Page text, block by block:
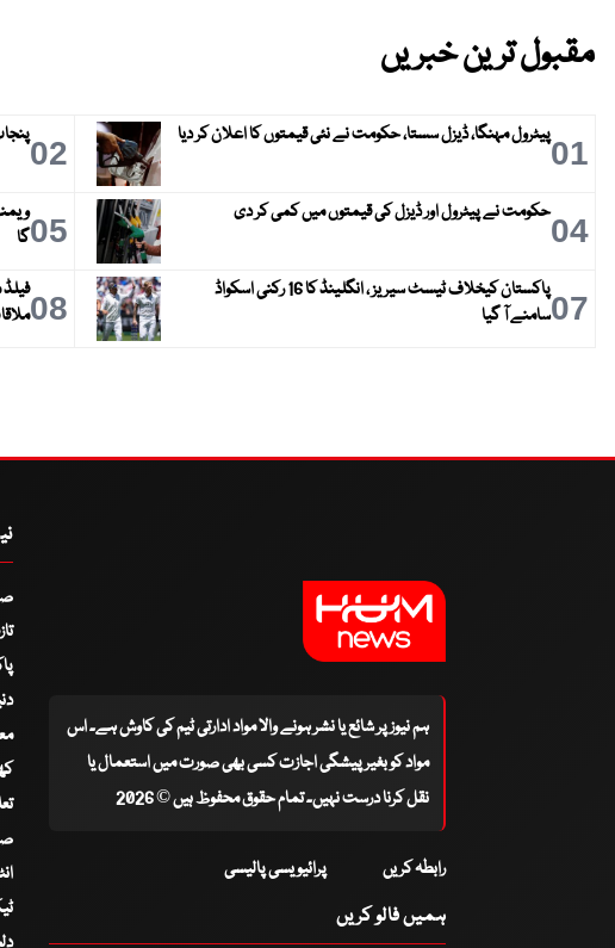
مقبول ترین خبریں
01پیٹرول مہنگا، ڈیزل سستا، حکومت نے نئی قیمتوں کا اعلان کر دیا 02
04حکومت نے پیٹرول اور ڈیزل کی قیمتوں میں کمی کر دی 05گا
07
پاکستان کیخلاف ٹیسٹ سیریز ، انگلینڈ کا 16 رکنی اسکواڈ
سامنے آ گیا
08
ہم نیوز پر شائع یا نشر ہونے والا مواد ادارتی ٹیم کی کاوش ہے۔ اس
مواد کو بغیر پیشگی اجازت کسی بھی صورت میں استعمال یا
نقل کرنا درست نہیں۔ تمام حقوق محفوظ ہیں © 2026
رابطہ کریں پرائیویسی پالیسی
ہمیں فالو کریں